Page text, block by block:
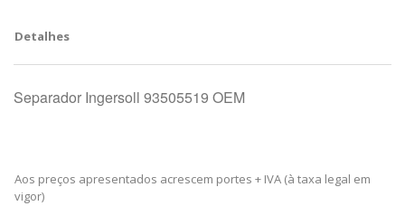
Detalhes
Separador Ingersoll 93505519 OEM
Aos preços apresentados acrescem portes + IVA (à taxa legal em
vigor)